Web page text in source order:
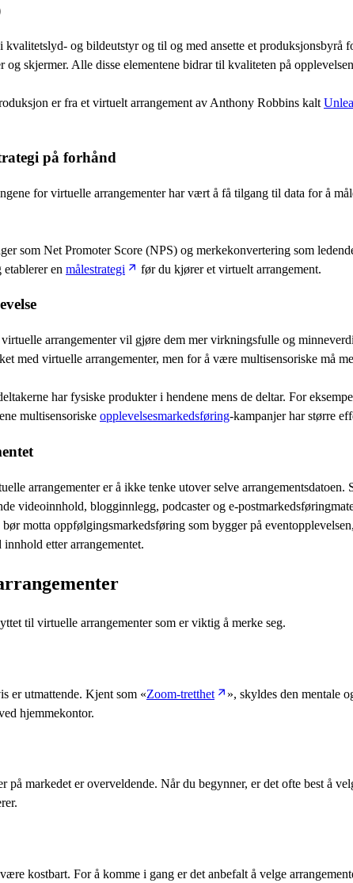
kvalitetslyd- og bildeutstyr og til og med ansette et
og skjermer. Alle disse elementene bidrar til kvaliteten på
er fra et virtuelt arrangement av Anthony Robbins kalt
på forhånd
for virtuelle arrangementer har vært å få tilgang til data for å
som Net Promoter Score (NPS) og merkekonvertering som
en målestrategi før du kjører et virtuelt arrangement.
arrangementer vil gjøre dem mer virkningsfulle og
med virtuelle arrangementer, men for å være multisensoriske må
har fysiske produkter i hendene mens de deltar. For
multisensoriske opplevelsesmarkedsføring-kampanjer har større
arrangementer er å ikke tenke utover selve
videoinnhold, blogginnlegg, podcaster og e-
motta oppfølgingsmarkedsføring som bygger på
etter arrangementet.
til virtuelle arrangementer som er viktig å merke seg.
er utmattende. Kjent som «Zoom-tretthet
», skyldes den mentale
hjemmekontor.
markedet er overveldende. Når du begynner, er det ofte best å
kostbart. For å komme i gang er det anbefalt å velge